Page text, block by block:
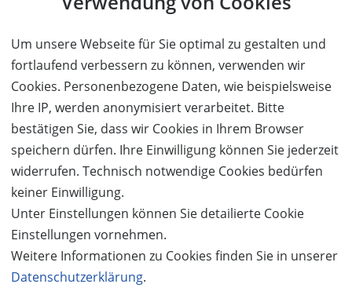
Um unsere Webseite für Sie optimal zu gestalten und
fortlaufend verbessern zu können, verwenden wir
Cookies. Personenbezogene Daten, wie beispielsweise
Ihre IP, werden anonymisiert verarbeitet. Bitte
bestätigen Sie, dass wir Cookies in Ihrem Browser
speichern dürfen. Ihre Einwilligung können Sie jederzeit
widerrufen. Technisch notwendige Cookies bedürfen
keiner Einwilligung.
Unter Einstellungen können Sie detailierte Cookie
Einstellungen vornehmen.
Weitere Informationen zu Cookies finden Sie in unserer
Datenschutzerklärung.
WEITERE DETAILS JETZT BESTELLEN